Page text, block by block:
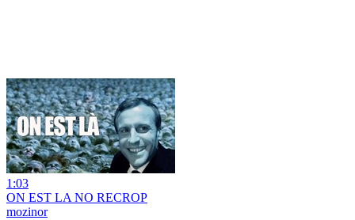
1:03
ON EST LA NO RECROP
mozinor